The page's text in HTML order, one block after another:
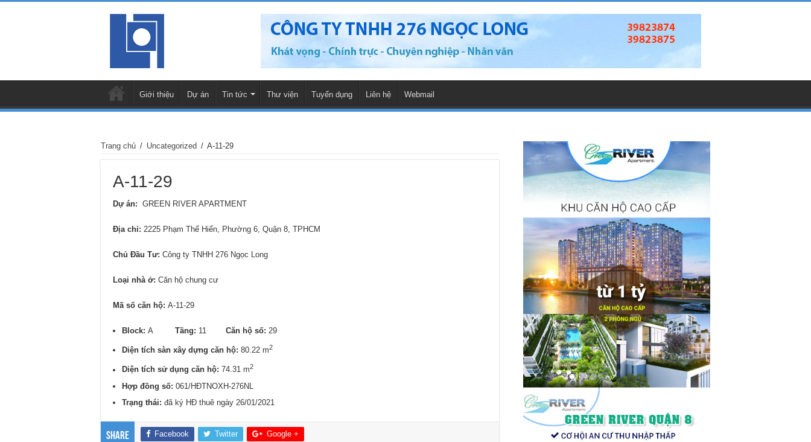
Giới thiệu Dự án Tin tức Thư viện Tuyển dụng Liên hệ Webmail
Trang chủ / Uncategorized / A-11-29
A-11-29
Dự án: GREEN RIVER APARTMENT
Địa chỉ: 2225 Phạm Thế Hiển, Phường 6, Quận 8, TPHCM
Chủ Đầu Tư: Công ty TNHH 276 Ngọc Long
Loại nhà ở: Căn hộ chung cư
Mã số căn hộ: A-11-29
Block: A Tầng: 11 Căn hộ số: 29
Diện tích sàn xây dựng căn hộ: 80.22 m2
Diện tích sử dụng căn hộ: 74.31 m2
Hợp đồng số: 061/HĐTNOXH-276NL
Trạng thái: đã ký HĐ thuê ngày 26/01/2021
Share Facebook Twitter Google +